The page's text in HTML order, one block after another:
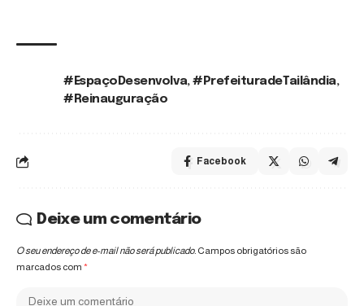
#EspaçoDesenvolva,#PrefeituradeTailândia,
#Reinauguração
Facebook
Deixe um comentário
O seu endereço de e-mail não será publicado. Campos obrigatórios são
marcados com *